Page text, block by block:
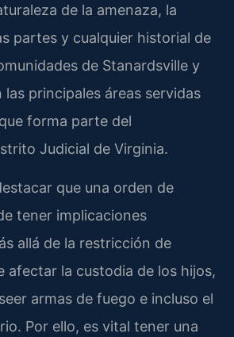
de la amenaza, la
partes y cualquier historial de
de Stanardsville y
las principales áreas servidas
forma parte del
Judicial de Virginia.
que una orden de
tener implicaciones
allá de la restricción de
afectar la custodia de los hijos,
armas de fuego e incluso el
Por ello, es vital tener una